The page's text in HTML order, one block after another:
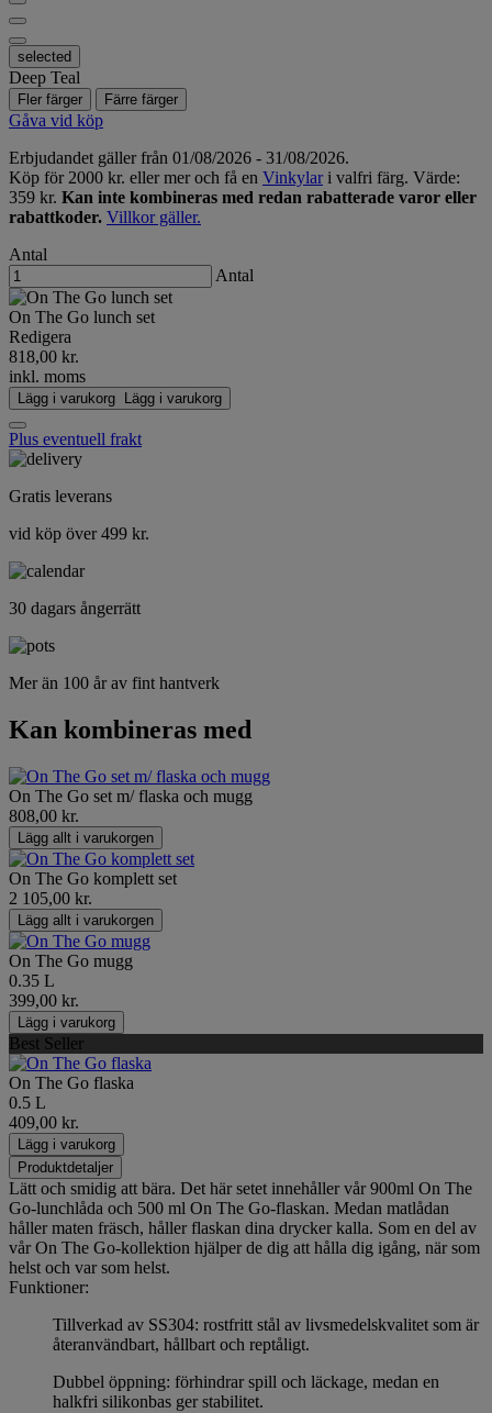
selected
Deep Teal
Fler färger Färre färger
Gåva vid köp
Erbjudandet gäller från 01/08/2026 - 31/08/2026.
Köp för 2000 kr. eller mer och få en Vinkylari valfri färg. Värde:
359 kr. Kan inte kombineras med redan rabatterade varor eller
rabattkoder. Villkor gäller.
Antal
Antal
On The Go lunch set
Redigera
818,00 kr.
inkl. moms
Lägg i varukorg Lägg i varukorg
Plus eventuell frakt
Gratis leverans
vid köp över 499 kr.
30 dagars ångerrätt
Mer än 100 år av fint hantverk
Kan kombineras med
On The Go set m/ flaska och mugg
808,00 kr.
Lägg allt i varukorgen
On The Go komplett set
2 105,00 kr.
Lägg allt i varukorgen
On The Go mugg
0.35 L
399,00 kr.
Lägg i varukorg
Best Seller
On The Go flaska
0.5 L
409,00 kr.
Lägg i varukorg
Produktdetaljer
Lätt och smidig att bära. Det här setet innehåller vår 900ml On The
Go-lunchlåda och 500 ml On The Go-flaskan. Medan matlådan
håller maten fräsch, håller flaskan dina drycker kalla. Som en del av
vår On The Go-kollektion hjälper de dig att hålla dig igång, när som
helst och var som helst.
Funktioner:
Tillverkad av SS304: rostfritt stål av livsmedelskvalitet som är
återanvändbart, hållbart och reptåligt.
Dubbel öppning: förhindrar spill och läckage, medan en
halkfri silikonbas ger stabilitet.